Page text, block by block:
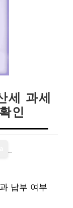
세 과세
인
납부 여부